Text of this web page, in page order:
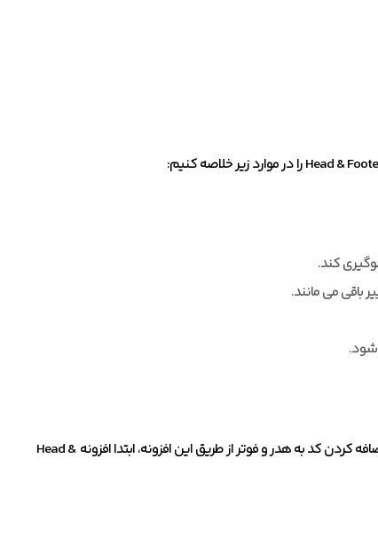
کند.
باقی می مانند.
شود.
اما می رسیم به مهم ترین بخش کار، یعنی نحوه استفاده از افزونه Head & Footer Code. برای اضافه کردن کد به هدر و فوتر از طریق این افزونه، ابتدا افزونه Head &